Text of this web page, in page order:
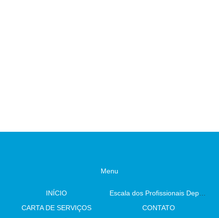
Menu
INÍCIO
Escala dos Profissionais Departamento De Saúde
CARTA DE SERVIÇOS
CONTATO